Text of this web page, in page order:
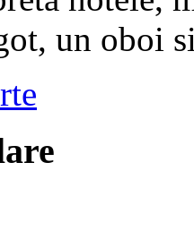
un oboi